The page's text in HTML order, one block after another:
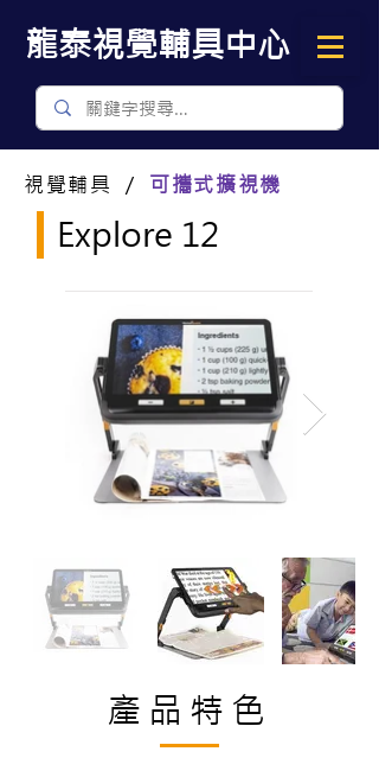
​龍泰視覺輔具中心
視覺輔具 ／ 可攜式擴視機
Explore 12
產品特色